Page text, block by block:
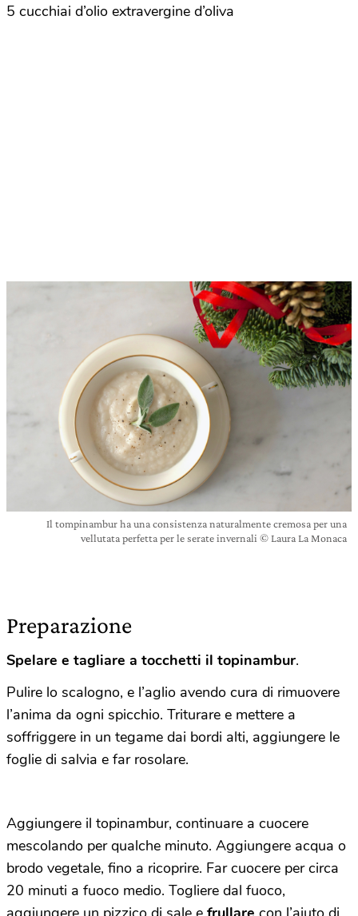
5 cucchiai d’olio extravergine d’oliva
Il tompinambur ha una consistenza naturalmente cremosa per una
vellutata perfetta per le serate invernali © Laura La Monaca
Preparazione
Spelare e tagliare a tocchetti il topinambur.
Pulire lo scalogno, e l’aglio avendo cura di rimuovere
l’anima da ogni spicchio. Triturare e mettere a
soffriggere in un tegame dai bordi alti, aggiungere le
foglie di salvia e far rosolare.
Aggiungere il topinambur, continuare a cuocere
mescolando per qualche minuto. Aggiungere acqua o
brodo vegetale, fino a ricoprire. Far cuocere per circa
20 minuti a fuoco medio. Togliere dal fuoco,